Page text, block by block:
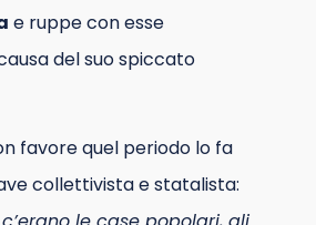
e ruppe con esse
del suo spiccato
favore quel periodo lo fa
collettivista e statalista: